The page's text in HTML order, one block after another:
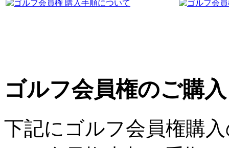
ゴルフ会員権のご購
下記にゴルフ会員権